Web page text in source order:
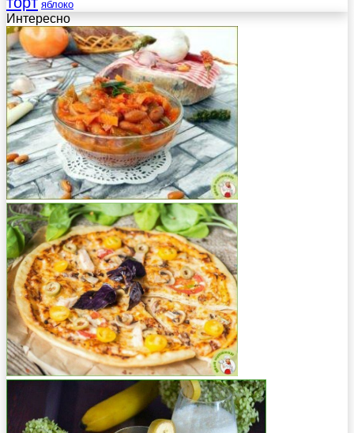
яблоко
Интересно